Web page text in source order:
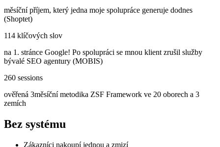
měsíční příjem, který jedna moje spolupráce generuje dodnes
(Shoptet)
114 klíčových slov
na 1. stránce Google! Po spolupráci se mnou klient zrušil služby
bývalé SEO agentury (MOBIS)
260 sessions
ověřená 3měsíční metodika ZSF Framework ve 20 oborech a 3
zemích
Bez systému
Zákazníci nakoupí jednou a zmizí